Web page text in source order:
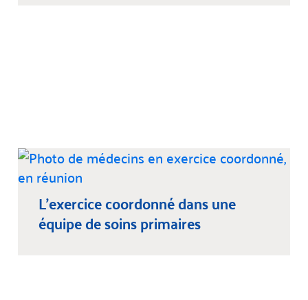
L’exercice coordonné dans une
équipe de soins primaires